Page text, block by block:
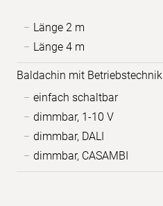
Länge 2 m
Länge 4 m
Baldachin mit Betriebstechnik
einfach schaltbar
dimmbar, 1-10 V
dimmbar, DALI
dimmbar, CASAMBI